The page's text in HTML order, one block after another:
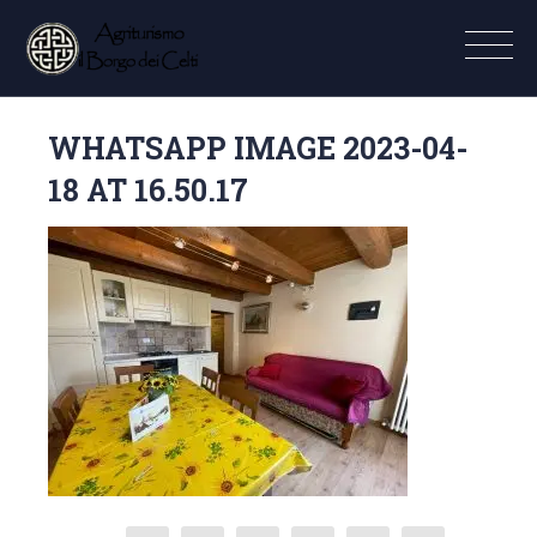
WHATSAPP IMAGE 2023-04-
18 AT 16.50.17